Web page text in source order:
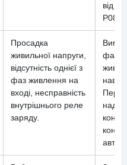
від
Просадка
живильної напруги,
відсутність однієї з
фаз живлення на
вході, несправність
внутрішнього реле
заряду.